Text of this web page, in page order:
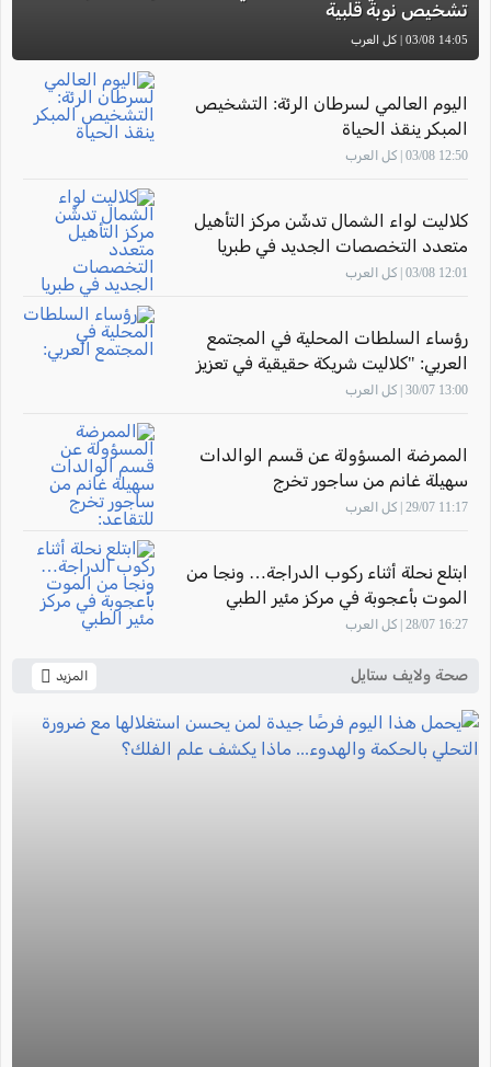
تشخيص نوبة قلبية
14:05 03/08 | كل العرب
اليوم العالمي لسرطان الرئة: التشخيص
المبكر ينقذ الحياة
12:50 03/08 | كل العرب
كلاليت لواء الشمال تدشّن مركز التأهيل
متعدد التخصصات الجديد في طبريا
12:01 03/08 | كل العرب
رؤساء السلطات المحلية في المجتمع
العربي: "كلاليت شريكة حقيقية في تعزيز
صحة أهالينا"
13:00 30/07 | كل العرب
الممرضة المسؤولة عن قسم الوالدات
سهيلة غانم من ساجور تخرج
للتقاعد: "أشعر بالفخر لأنني ساهمت في
11:17 29/07 | كل العرب
ابتلع نحلة أثناء ركوب الدراجة… ونجا من
الموت بأعجوبة في مركز مئير الطبي
16:27 28/07 | كل العرب
صحة ولايف ستايل المزيد